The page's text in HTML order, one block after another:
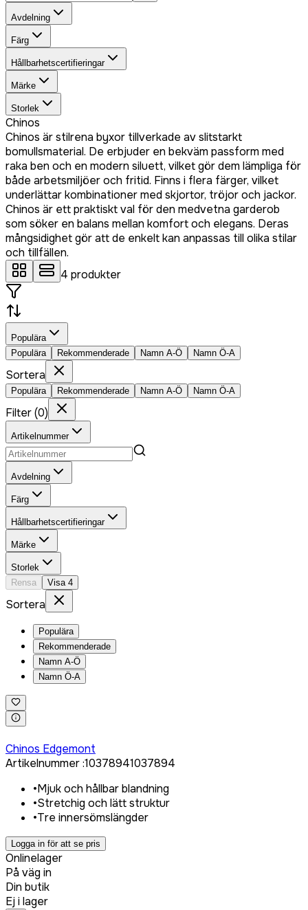
Avdelning
Färg
Hållbarhetscertifieringar
Märke
Storlek
Chinos
Chinos är stilrena byxor tillverkade av slitstarkt
bomullsmaterial. De erbjuder en bekväm passform med
raka ben och en modern siluett, vilket gör dem lämpliga för
både arbetsmiljöer och fritid. Finns i flera färger, vilket
underlättar kombinationer med skjortor, tröjor och jackor.
Chinos är ett praktiskt val för den medvetna garderob
som söker en balans mellan komfort och elegans. Deras
mångsidighet gör att de enkelt kan anpassas till olika stilar
och tillfällen.
4 produkter
Populära
Populära
Rekommenderade Namn A-Ö Namn Ö-A
Sortera
Populära Rekommenderade Namn A-Ö Namn Ö-A
Filter(0)
Artikelnummer
Avdelning
Färg
Hållbarhetscertifieringar
Märke
Storlek
Rensa
Visa 4
Sortera
Populära
Rekommenderade
Namn A-Ö
Namn Ö-A
Chinos Edgemont
Artikelnummer:10378941037894
•Mjuk och hållbar blandning
•Stretchig och lätt struktur
•Tre innersömslängder
Logga in för att se pris
Onlinelager
På väg in
Din butik
Ej i lager